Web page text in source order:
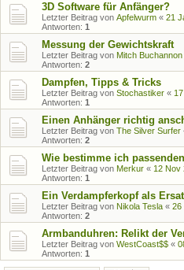
3D Software für Anfänger?
Letzter Beitrag von Apfelwurm « 21
Antworten: 1
Messung der Gewichtskraft
Letzter Beitrag von Mitch Buchannon
Antworten: 2
Dampfen, Tipps & Tricks
Letzter Beitrag von Stochastiker «
Antworten: 1
Einen Anhänger richtig
Letzter Beitrag von The Silver Surfer
Antworten: 2
Wie bestimme ich
Letzter Beitrag von Merkur « 12 Nov
Antworten: 1
Ein Verdampferkopf als
Letzter Beitrag von Nikola Tesla « 26
Antworten: 2
Armbanduhren: Relikt der
Letzter Beitrag von WestCoast$$ «
Antworten: 1